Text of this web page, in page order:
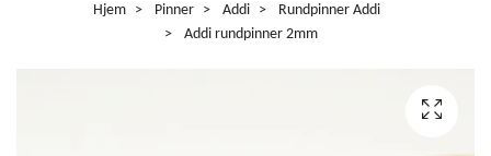
Hjem Pinner Addi
Rundpinner Addi
Addi rundpinner 2mm